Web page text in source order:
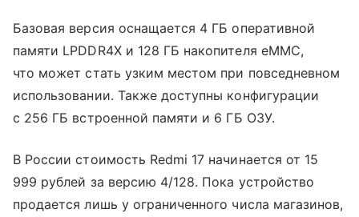
Базовая версия оснащается 4 ГБ оперативной
памяти LPDDR4X и 128 ГБ накопителя eMMC,
что может стать узким местом при повседневном
использовании. Также доступны конфигурации
с 256 ГБ встроенной памяти и 6 ГБ ОЗУ.
В России стоимость Redmi 17 начинается от 15
999 рублей за версию 4/128. Пока устройство
продается лишь у ограниченного числа магазинов,